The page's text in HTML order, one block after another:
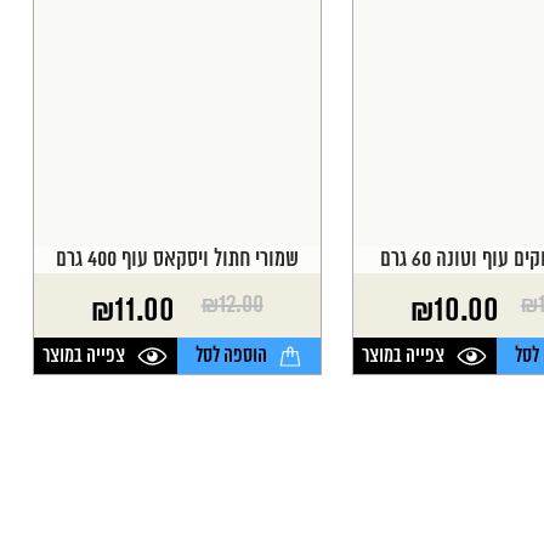
עוף וטונה 60 גרם
₪
₪10.00
צפייה במוצר
שמורי חתול ויסקאס עוף 400 גרם
₪12.00
המחיר
המקורי
היה:
₪11.00
המחיר
הנוכחי
הוא:
הוספה לסל צפייה במוצר